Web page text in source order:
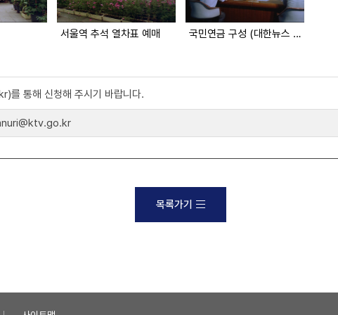
서울역 추석 열차표 예매 국민연금 구성 (대한뉴스 1964호 수록)
를 통해 신청해 주시기 바랍니다.
목록가기